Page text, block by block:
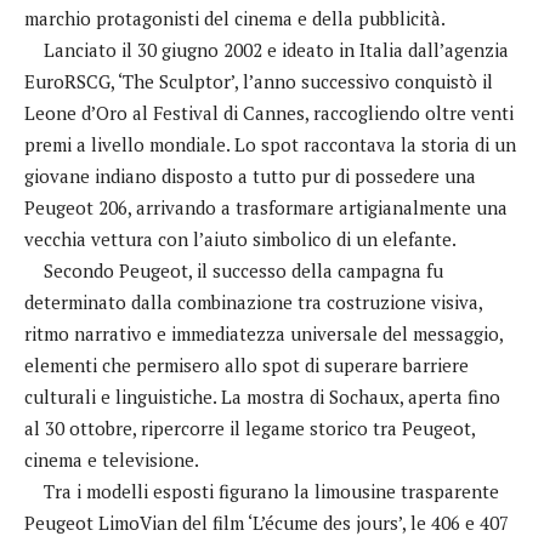
marchio protagonisti del cinema e della pubblicità.
Lanciato il 30 giugno 2002 e ideato in Italia dall’agenzia
EuroRSCG, ‘The Sculptor’, l’anno successivo conquistò il
Leone d’Oro al Festival di Cannes, raccogliendo oltre venti
premi a livello mondiale. Lo spot raccontava la storia di un
giovane indiano disposto a tutto pur di possedere una
Peugeot 206, arrivando a trasformare artigianalmente una
vecchia vettura con l’aiuto simbolico di un elefante.
Secondo Peugeot, il successo della campagna fu
determinato dalla combinazione tra costruzione visiva,
ritmo narrativo e immediatezza universale del messaggio,
elementi che permisero allo spot di superare barriere
culturali e linguistiche. La mostra di Sochaux, aperta fino
al 30 ottobre, ripercorre il legame storico tra Peugeot,
cinema e televisione.
Tra i modelli esposti figurano la limousine trasparente
Peugeot LimoVian del film ‘L’écume des jours’, le 406 e 407